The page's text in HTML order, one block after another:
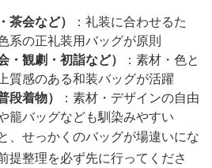
茶会など）
：礼装に合わせるた
系の正礼装用バッグが原則
・観劇・初詣など）
：素材・色と
質感のある和装バッグが活躍
段着物）
：素材・デザインの自由
籠バッグなども馴染みやすい
、せっかくのバッグが場違いにな
提整理を必ず先に行ってくださ